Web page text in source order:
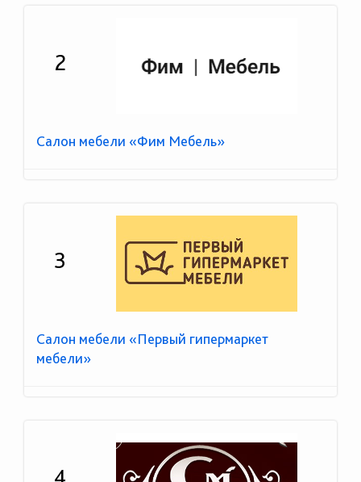
2
Салон мебели «Фим Мебель»
3
Салон мебели «Первый гипермаркет
мебели»